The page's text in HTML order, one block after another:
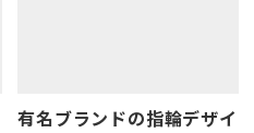
有名ブランドの指輪デザイ